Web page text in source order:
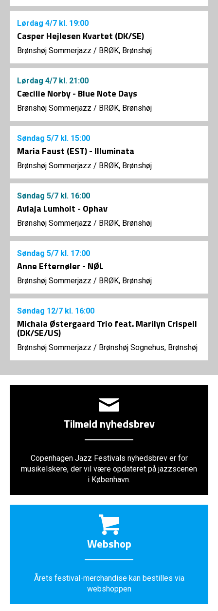
Lørdag 4/7 kl. 19:00
Casper Hejlesen Kvartet (DK/SE)
Brønshøj Sommerjazz / BRØK, Brønshøj
Lørdag 4/7 kl. 21:00
Cæcilie Norby - Blue Note Days
Brønshøj Sommerjazz / BRØK, Brønshøj
Søndag 5/7 kl. 15:00
Maria Faust (EST) - Illuminata
Brønshøj Sommerjazz / BRØK, Brønshøj
Søndag 5/7 kl. 16:00
Aviaja Lumholt - Ophav
Brønshøj Sommerjazz / BRØK, Brønshøj
Søndag 5/7 kl. 17:00
Anne Efternøler - NØL
Brønshøj Sommerjazz / BRØK, Brønshøj
Søndag 12/7 kl. 16:00
Michala Østergaard Trio feat. Marilyn Crispell
(DK/SE/US)
Brønshøj Sommerjazz / Brønshøj Sognehus, Brønshøj
Tilmeld nyhedsbrev
Copenhagen Jazz Festivals nyhedsbrev er for
musikelskere, der vil være opdateret på jazzscenen
i København.
Webshop
Årets festival-merchandise kan bestilles via
webshoppen